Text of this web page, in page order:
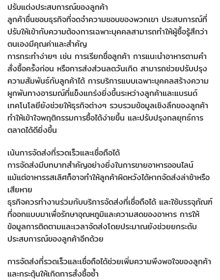
ปรับแต่งประสบการณ์ของลูกค้า
ลูกค้าชื่นชอบธุรกิจที่จดจำความชอบของพวกเขา ประสบการณ์ที่
ปรับให้เข้ากับความต้องการเฉพาะบุคคลสามารถทำให้ผู้ซื้อรู้สึกว่า
ตนเองมีคุณค่าและสำคัญ
การกระทำง่ายๆ เช่น การเรียกชื่อลูกค้า การแนะนำอาหารตามคำ
สั่งซื้อครั้งก่อน หรือการส่งส่วนลดวันเกิด สามารถช่วยปรับปรุง
ความสัมพันธ์กับลูกค้าได้ การบริการแบบเฉพาะบุคคลสร้างความ
ผูกพันทางอารมณ์ที่แข็งแกร่งยิ่งขึ้นระหว่างลูกค้าและแบรนด์
เทคโนโลยียังช่วยให้ธุรกิจต่างๆ รวบรวมข้อมูลเชิงลึกของลูกค้า
ทำให้เข้าใจพฤติกรรมการซื้อได้ง่ายขึ้น และปรับปรุงกลยุทธ์การ
ตลาดได้ดียิ่งขึ้น
เน้นการจัดส่งที่รวดเร็วและเชื่อถือได้
การจัดส่งมีบทบาทสำคัญอย่างยิ่งในการขายอาหารออนไลน์
แม้แต่อาหารรสเลิศก็อาจทำให้ลูกค้าผิดหวังได้หากจัดส่งล่าช้าหรือ
เสียหาย
ธุรกิจควรทำงานร่วมกับบริการจัดส่งที่เชื่อถือได้ และใช้บรรจุภัณฑ์
ที่ออกแบบมาเพื่อรักษาอุณหภูมิและความสดของอาหาร การให้
ข้อมูลการติดตามและเวลาจัดส่งโดยประมาณยังช่วยยกระดับ
ประสบการณ์ของลูกค้าอีกด้วย
การจัดส่งที่รวดเร็วและเชื่อถือได้ช่วยเพิ่มความพึงพอใจของลูกค้า
และกระตุ้นให้เกิดการสั่งซื้อซ้ำ